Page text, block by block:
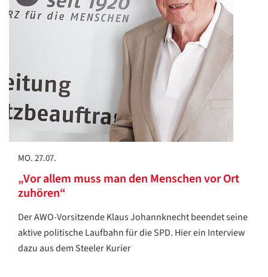
MO. 27.07.
„Vor allem muss man den Menschen vor Ort
zuhören“
Der AWO-Vorsitzende Klaus Johannknecht beendet seine
aktive politische Laufbahn für die SPD. Hier ein Interview
dazu aus dem Steeler Kurier